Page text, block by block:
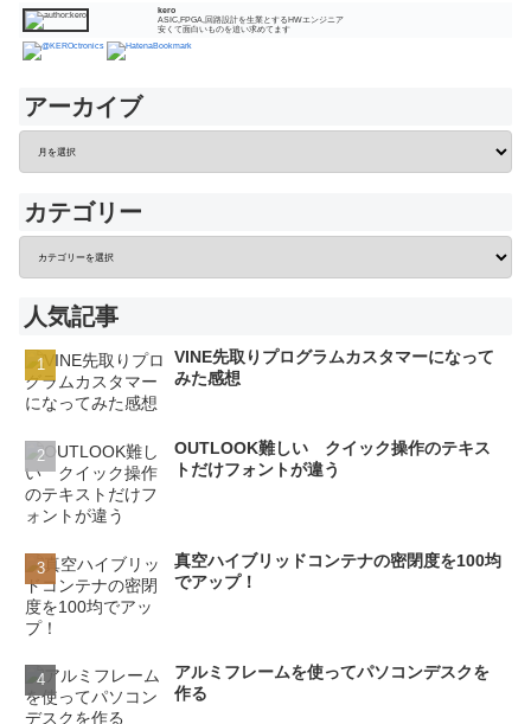
kero
ASIC,FPGA,回路設計を生業とするHWエンジニア
安くて面白いものを追い求めてます
アーカイブ
カテゴリー
人気記事
VINE先取りプログラムカスタマーになって
みた感想
OUTLOOK難しい クイック操作のテキス
トだけフォントが違う
真空ハイブリッドコンテナの密閉度を100均
でアップ！
アルミフレームを使ってパソコンデスクを
作る